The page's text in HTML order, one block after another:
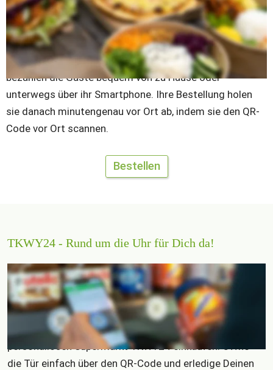
Neben der Zubereitung von hochwertigen Speisen, ist es
unser Anspruch, den Bestellprozess für unsere Gäste so
einfach und effizient wie möglich zu gestalten. Um
unnötige Wartezeiten zu vermeiden, bestellen und
bezahlen die Gäste bequem von zu Hause oder
unterwegs über ihr Smartphone. Ihre Bestellung holen
sie danach minutengenau vor Ort ab, indem sie den QR-
Code vor Ort scannen.
Bestellen
TKWY24 - Rund um die Uhr für Dich da!
Fehlt Dir was? Getränke oder Snacks, Drogerieartikel
oder Frühstück: Hier findest Du alles für den täglichen
Bedarf und das rund um die Uhr. Mithilfe des digitalen
Konzepts auf Basis von chayns kannst Du 24/7 im
personallosen Supermarkt TKWY24 einkaufen. Öffne
die Tür einfach über den QR-Code und erledige Deinen